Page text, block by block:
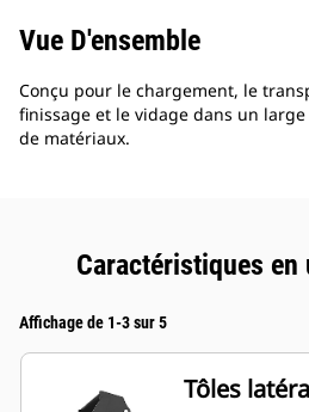
Vue D'ensemble
Conçu pour le chargement, le
finissage et le vidage dans un
de matériaux.
Caractéristiques
Affichage de 1-3 sur 5
Tôles